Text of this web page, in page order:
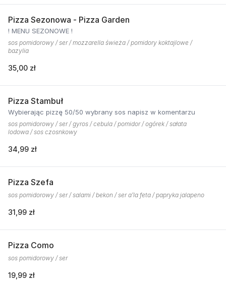
Pizza Sezonowa - Pizza Garden
! MENU SEZONOWE !
sos pomidorowy / ser / mozzarella świeża / pomidory koktajlowe /
bazylia
35,00 zł
Pizza Stambuł
Wybierając pizzę 50/50 wybrany sos napisz w komentarzu
sos pomidorowy / ser / gyros / cebula / pomidor / ogórek / sałata
lodowa / sos czosnkowy
34,99 zł
Pizza Szefa
sos pomidorowy / ser / salami / bekon / ser a’la feta / papryka jalapeno
31,99 zł
Pizza Como
sos pomidorowy / ser
19,99 zł